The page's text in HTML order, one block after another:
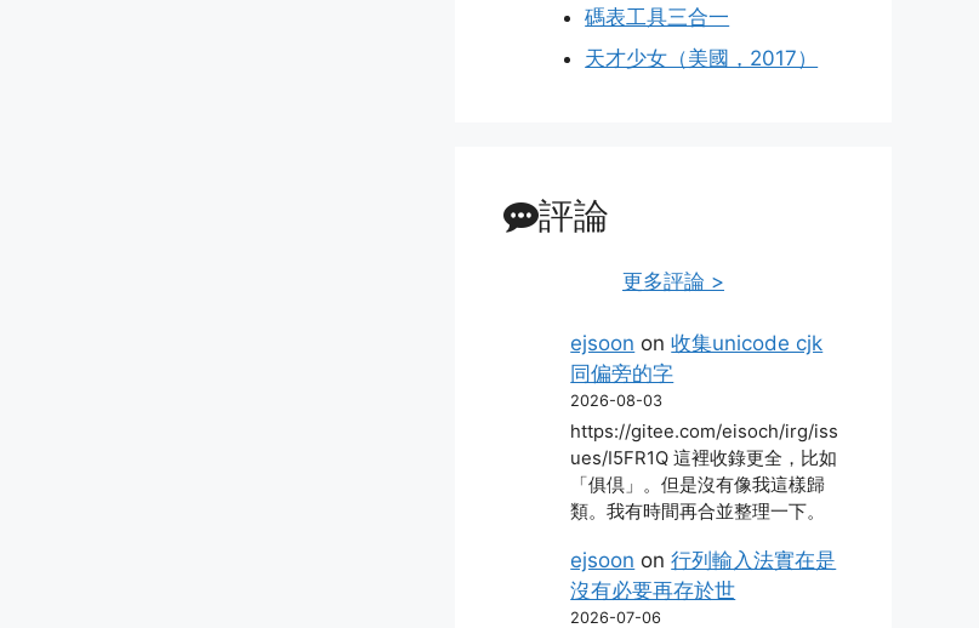
碼表工具三合一
天才少女（美國，2017）
評論
更多評論 >
ejsoon on收集unicode cjk
同偏旁的字
2026-08-03
https://gitee.com/eisoch/irg/iss
ues/I5FR1Q 這裡收錄更全，比如
「俱倶」。但是沒有像我這樣歸
類。我有時間再合並整理一下。
ejsoon on行列輸入法實在是
沒有必要再存於世
2026-07-06